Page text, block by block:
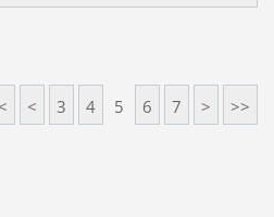
< 3 4 5 6 7 > >>